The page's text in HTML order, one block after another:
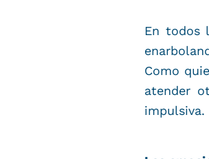
En todos
Como
atender
impulsiva.